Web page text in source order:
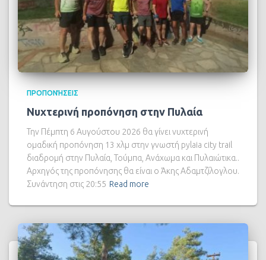
ΠΡΟΠΟΝΉΣΕΙΣ
Νυχτερινή προπόνηση στην Πυλαία
Την Πέμπτη 6 Αυγούστου 2026 θα γίνει νυχτερινή
ομαδική προπόνηση 13 χλμ στην γνωστή pylaia city trail
διαδρομή στην Πυλαία, Τούμπα, Ανάχωμα και Πυλαιώτικα..
Αρχηγός της προπόνησης θα είναι ο Άκης Αδαμτζίλογλου.
Συνάντηση στις 20:55 Read more